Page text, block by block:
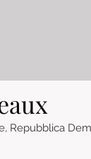
Repubblica